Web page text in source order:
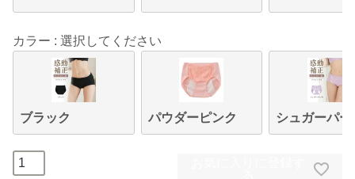
カラー 選択してください
ブラック パウダーピンク シュガーパー